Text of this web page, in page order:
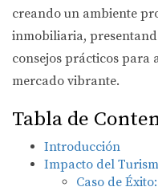
creando un ambiente
inmobiliaria,
consejos prácticos para
mercado vibrante.
Tabla de
Introducción
Impacto del
Caso de